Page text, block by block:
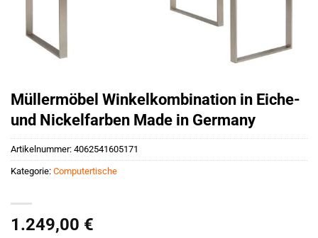
Müllermöbel Winkelkombination in Eiche-
und Nickelfarben Made in Germany
1.249,00 €
Artikelnummer: 4062541605171
Kategorie: Computertische